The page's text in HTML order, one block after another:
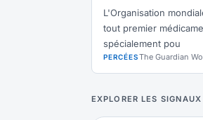
L'Organisation
tout premier
spécialement pou
PERCÉESThe Guardian
EXPLORER LES